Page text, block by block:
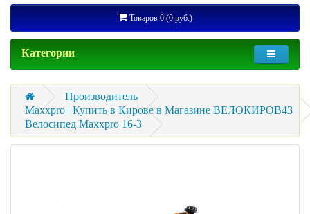
Товаров 0 (0 руб.)
Категории
Производитель
Maxxpro | Купить в Кирове в Магазине ВЕЛОКИРОВ43
Велосипед Maxxpro 16-3